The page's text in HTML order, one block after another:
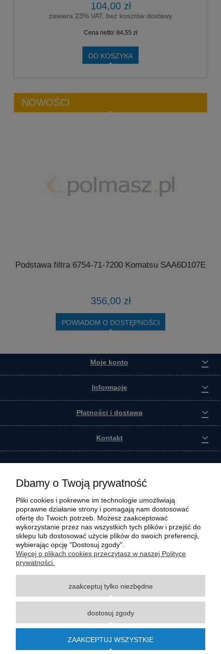
104,00 zł
zawiera 23% VAT, bez kosztów dostawy
Cena netto: 84,55 zł
DO KOSZYKA
NOWOŚCI
Podstawa filtra 6754-71-7200 Komatsu SAA6D107E
356,00 zł
POWIADOM O DOSTĘPNOŚCI
Moje konto
Informacje
Płatności i dostawa
Kontakt
Wszystkie materiały graficzne i zdjęciowe zamieszczone na stronie internetowej polmasz.pl
są prawnie chronione i stanowią własność intelektualną polmasz.pl. Jakiekolwiek
z zastrzeżeniem korzystania o charakterze niekomercyjnym dla użytku osobistego, ze
wskazaniem źródła. Nazwy Carraro, Case, Cat, Caterpillar, Dana Spicer, Doosan, Komatsu,
znakami towarowymi odpowiednich producentów oryginalnego sprzętu. Wszystkie nazwy,
opisy, numery i symbole zostały użyte wyłącznie w celach informacyjnych lub
wymienionych marek i producentów.
Dbamy o Twoją prywatność
Pliki cookies i pokrewne im technologie umożliwiają
poprawne działanie strony i pomagają nam dostosować
ofertę do Twoich potrzeb. Możesz zaakceptować
wykorzystanie przez nas wszystkich tych plików i przejść do
sklepu lub dostosować użycie plików do swoich preferencji,
wybierając opcję "Dostosuj zgody".
Więcej o plikach cookies przeczytasz w naszej Polityce
prywatności.
zaakceptuj tylko niezbędne
dostosuj zgody
ZAAKCEPTUJ WSZYSTKIE